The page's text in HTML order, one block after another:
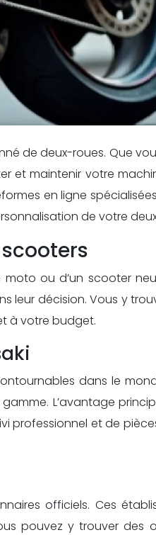
de deux-roues. Que
et maintenir votre
en ligne
de votre
ou d’un scooter
leur décision. Vous y
à votre budget.
dans le
L’avantage
professionnel et de
officiels. Ces
pouvez y trouver des